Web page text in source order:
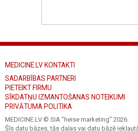
MEDICINE.LV KONTAKTI
SADARBĪBAS PARTNERI
PIETEIKT FIRMU
SĪKDATŅU IZMANTOŠANAS NOTEIKUMI
PRIVĀTUMA POLITIKA
MEDICINE.LV © SIA "heise marketing" 2026.
Šīs datu bāzes, tās daļas vai datu bāzē